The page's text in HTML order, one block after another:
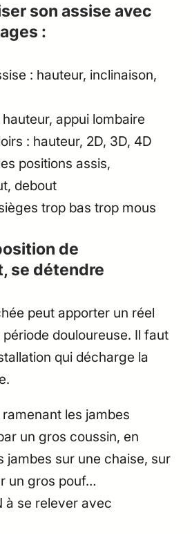
son assise avec
:
: hauteur, inclinaison,
appui lombaire
: hauteur, 2D, 3D, 4D
positions assis,
debout
trop bas trop mous
de
se détendre
peut apporter un réel
douloureuse. Il faut
qui décharge la
les jambes
un gros coussin, en
jambes sur une chaise, sur
un gros pouf…
à se relever avec